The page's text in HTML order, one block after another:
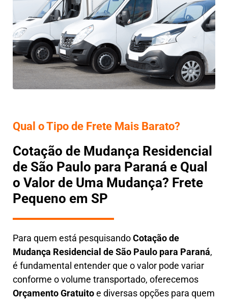
Qual o Tipo de Frete Mais Barato?
Cotação de Mudança Residencial
de São Paulo para Paraná e Qual
o Valor de Uma Mudança? Frete
Pequeno em SP
Para quem está pesquisandoCotação de
Mudança Residencial de São Paulo para Paraná,
é fundamental entender que o valor pode variar
conforme o volume transportado, oferecemos
Orçamento Gratuitoe diversas opções para quem